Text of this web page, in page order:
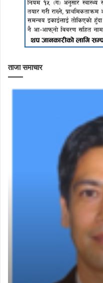
ताजा समाचार